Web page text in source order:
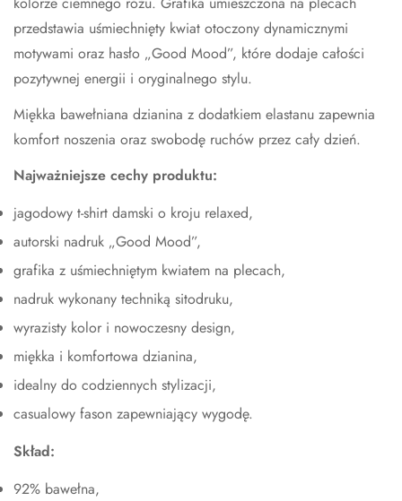
przedstawia uśmiechnięty kwiat otoczony dynamicznymi
motywami oraz hasło „Good Mood”, które dodaje całości
pozytywnej energii i oryginalnego stylu.
Miękka bawełniana dzianina z dodatkiem elastanu zapewnia
komfort noszenia oraz swobodę ruchów przez cały dzień.
Najważniejsze cechy produktu:
jagodowy t-shirt damski o kroju relaxed,
autorski nadruk „Good Mood”,
grafika z uśmiechniętym kwiatem na plecach,
nadruk wykonany techniką sitodruku,
wyrazisty kolor i nowoczesny design,
miękka i komfortowa dzianina,
idealny do codziennych stylizacji,
casualowy fason zapewniający wygodę.
Skład:
92% bawełna,